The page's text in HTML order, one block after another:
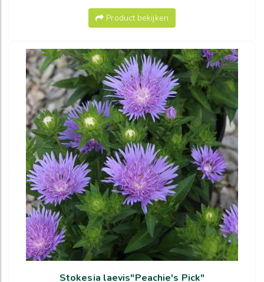
Product bekijken
Stokesia laevis"Peachie's Pick"